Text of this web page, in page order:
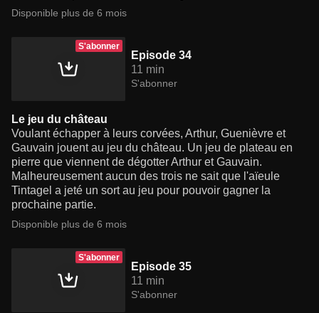
Disponible plus de 6 mois
S'abonner
Episode 34
11 min
S'abonner
Le jeu du château
Voulant échapper à leurs corvées, Arthur, Guenièvre et
Gauvain jouent au jeu du château. Un jeu de plateau en
pierre que viennent de dégotter Arthur et Gauvain.
Malheureusement aucun des trois ne sait que l'aïeule
Tintagel a jeté un sort au jeu pour pouvoir gagner la
prochaine partie.
Disponible plus de 6 mois
S'abonner
Episode 35
11 min
S'abonner